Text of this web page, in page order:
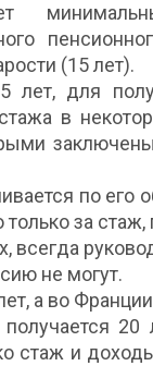
(15 лет).
лет, для
в
по
за
всегда
не могут.
а во
стаж и